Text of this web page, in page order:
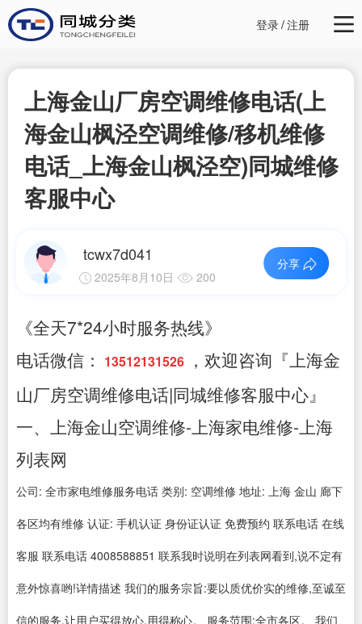
登录/注册
上海金山厂房空调维修电话(上
海金山枫泾空调维修/移机维修
电话_上海金山枫泾空)同城维修
客服中心
tcwx7d041
2025年8月10日 200
分享
《全天7*24小时服务热线》
电话微信：
13512131526 ，欢迎咨询『上海金
山厂房空调维修电话|同城维修客服中心』
一、上海金山空调维修-上海家电维修-上海
列表网
公司: 全市家电维修服务电话 类别: 空调维修 地址: 上海 金山 廊下
各区均有维修 认证: 手机认证 身份证认证 免费预约 联系电话 在线
客服 联系电话 4008588851 联系我时说明在列表网看到,说不定有
意外惊喜哟!详情描述 我们的服务宗旨:要以质优价实的维修,至诚至
信的服务,让用户买得放心,用得称心。 服务范围:全市各区。 我们